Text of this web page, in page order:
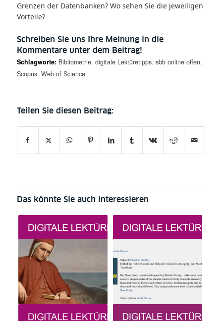
Grenzen der Datenbanken? Wo sehen Sie die jeweiligen
Vorteile?
Schreiben Sie uns Ihre Meinung in die
Kommentare unter dem Beitrag!
Schlagworte: Bibliometrie, digitale Lektüretipps, sbb online offen,
Scopus, Web of Science
Das könnte Sie auch interessieren